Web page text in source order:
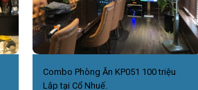
Combo Phòng Ăn KP051 100 triệu
Lắp tại Cổ Nhuế.